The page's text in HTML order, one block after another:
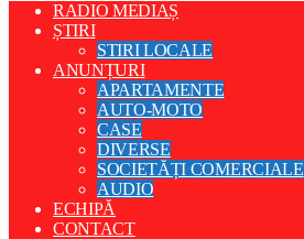
RADIO MEDIAȘ
ȘTIRI
STIRI LOCALE
ANUNȚURI
APARTAMENTE
AUTO-MOTO
CASE
DIVERSE
SOCIETĂȚI COMERCIALE
AUDIO
ECHIPĂ
CONTACT